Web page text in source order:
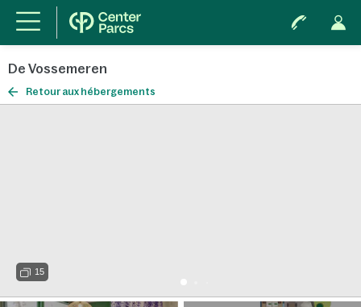
De Vossemeren
Retour aux hébergements
15